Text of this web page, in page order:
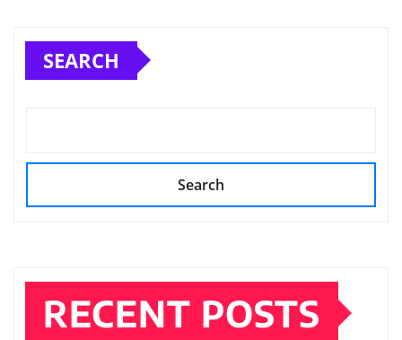
SEARCH
Search
RECENT POSTS